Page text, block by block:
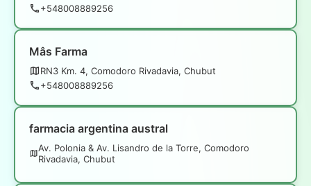
+548008889256
Mâs Farma
RN3 Km. 4, Comodoro Rivadavia, Chubut
+548008889256
farmacia argentina austral
Av. Polonia & Av. Lisandro de la Torre, Comodoro
Rivadavia, Chubut